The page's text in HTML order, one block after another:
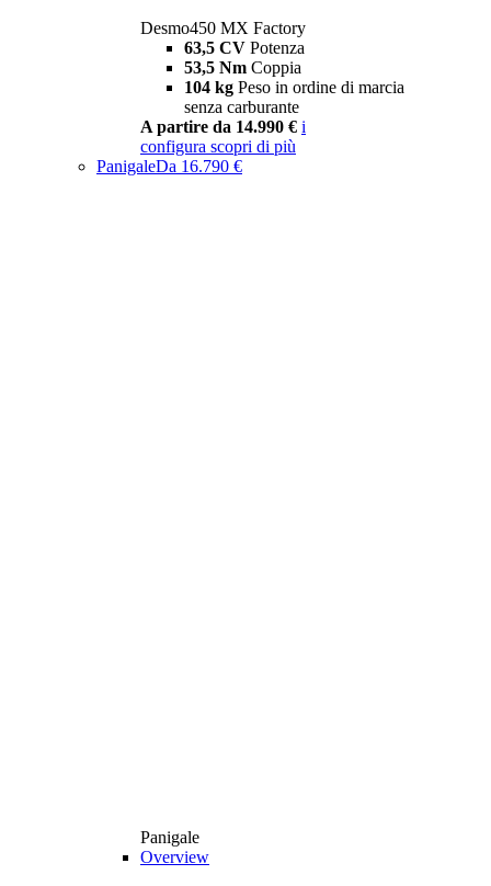
Desmo450 MX Factory
63,5 CV Potenza
53,5 Nm Coppia
104 kg Peso in ordine di marcia
senza carburante
A partire da 14.990 € i
configura scopri di più
PanigaleDa 16.790 €
Panigale
Overview